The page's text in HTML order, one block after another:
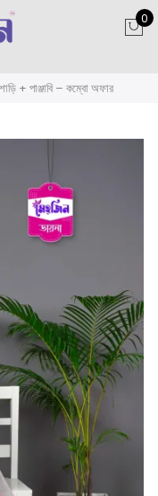
0
+ পাঞ্জাবি – কম্বো অফার